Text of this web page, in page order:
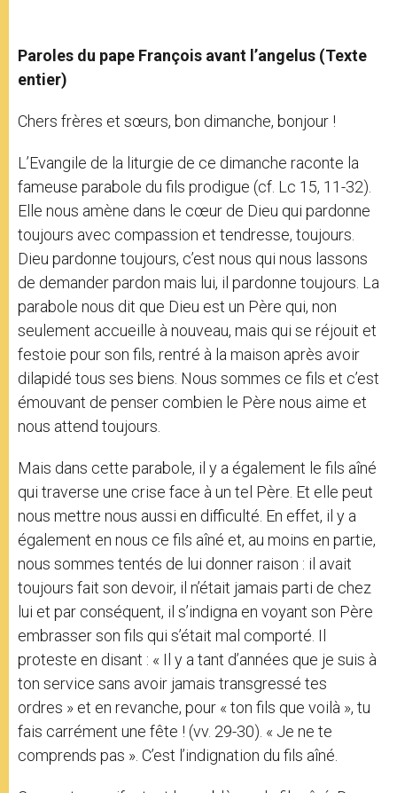
Paroles du pape François avant l’angelus (Texte
entier)
Chers frères et sœurs, bon dimanche, bonjour !
L’Evangile de la liturgie de ce dimanche raconte la
fameuse parabole du fils prodigue (cf. Lc 15, 11-32).
Elle nous amène dans le cœur de Dieu qui pardonne
toujours avec compassion et tendresse, toujours.
Dieu pardonne toujours, c’est nous qui nous lassons
de demander pardon mais lui, il pardonne toujours. La
parabole nous dit que Dieu est un Père qui, non
seulement accueille à nouveau, mais qui se réjouit et
festoie pour son fils, rentré à la maison après avoir
dilapidé tous ses biens. Nous sommes ce fils et c’est
émouvant de penser combien le Père nous aime et
nous attend toujours.
Mais dans cette parabole, il y a également le fils aîné
qui traverse une crise face à un tel Père. Et elle peut
nous mettre nous aussi en difficulté. En effet, il y a
également en nous ce fils aîné et, au moins en partie,
nous sommes tentés de lui donner raison : il avait
toujours fait son devoir, il n’était jamais parti de chez
lui et par conséquent, il s’indigna en voyant son Père
embrasser son fils qui s’était mal comporté. Il
proteste en disant : « Il y a tant d’années que je suis à
ton service sans avoir jamais transgressé tes
ordres » et en revanche, pour « ton fils que voilà », tu
fais carrément une fête ! (vv. 29-30). « Je ne te
comprends pas ». C’est l’indignation du fils aîné.